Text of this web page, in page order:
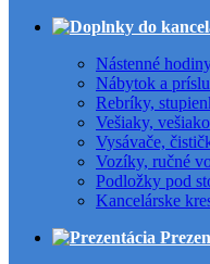
Nástenné
Nábytok a
Rebríky,
Vešiaky,
Vysávače,
Vozíky, ručné
Podložky pod
Kancelárske